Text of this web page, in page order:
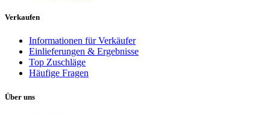
Verkaufen
Informationen für Verkäufer
Einlieferungen & Ergebnisse
Top Zuschläge
Häufige Fragen
Über uns